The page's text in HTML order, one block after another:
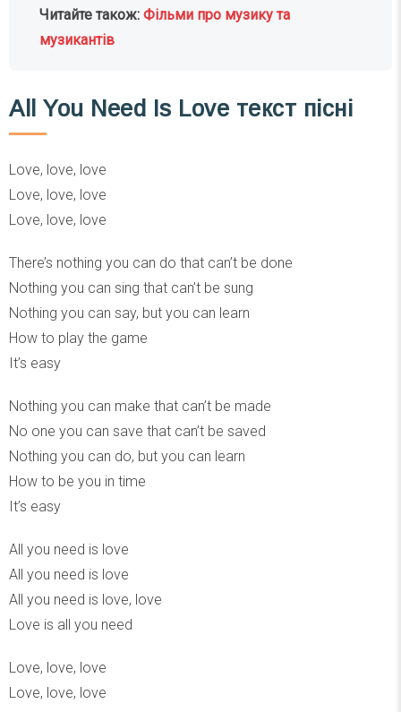
Читайте також:Фільми про музику та
музикантів
All You Need Is Love текст пісні
Love, love, love
Love, love, love
Love, love, love
There’s nothing you can do that can’t be done
Nothing you can sing that can’t be sung
Nothing you can say, but you can learn
How to play the game
It’s easy
Nothing you can make that can’t be made
No one you can save that can’t be saved
Nothing you can do, but you can learn
How to be you in time
It’s easy
All you need is love
All you need is love
All you need is love, love
Love is all you need
Love, love, love
Love, love, love